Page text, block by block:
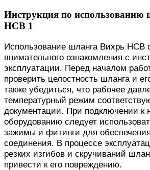
Инструкция по использованию
НСВ 1
Использование шланга Вихрь НСВ
внимательного ознакомления с
эксплуатации. Перед началом
проверить целостность шланга и
также убедиться, что рабочее
температурный режим
документации. При подключении к
оборудованию следует
зажимы и фитинги для
соединения. В процессе
резких изгибов и скручиваний
привести к его повреждению.